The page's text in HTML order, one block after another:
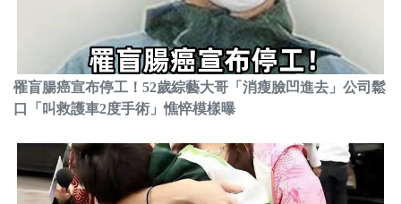
罹盲腸癌宣布停工！52歲綜藝大哥「消瘦臉凹進去」公司鬆
口「叫救護車2度手術」憔悴模樣曝